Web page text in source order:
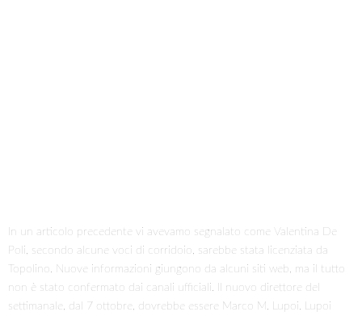
In un articolo precedente vi avevamo segnalato come Valentina De
Poli, secondo alcune voci di corridoio, sarebbe stata licenziata da
Topolino. Nuove informazioni giungono da alcuni siti web, ma il tutto
non è stato confermato dai canali ufficiali. Il nuovo direttore del
settimanale, dal 7 ottobre, dovrebbe essere Marco M. Lupoi. Lupoi